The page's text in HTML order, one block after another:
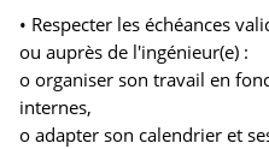
• Respecter les échéances
ou auprès de l'ingénieur(e) :
o organiser son travail en
internes,
o adapter son calendrier et